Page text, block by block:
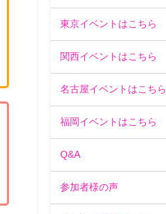
東京イベントはこちら
関西イベントはこちら
名古屋イベントはこちら
福岡イベントはこちら
Q&A
参加者様の声